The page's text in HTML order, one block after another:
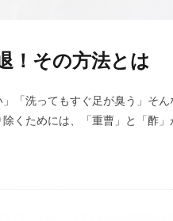
！その方法とは
「洗ってもすぐ足が臭う」そ
くためには、「重曹」と「酢